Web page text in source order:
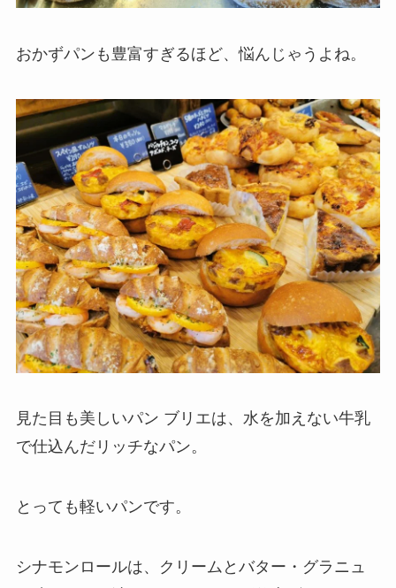
おかずパンも豊富すぎるほど、悩んじゃうよね。
見た目も美しいパン ブリエは、水を加えない牛乳
で仕込んだリッチなパン。
とっても軽いパンです。
シナモンロールは、クリームとバター・グラニュ